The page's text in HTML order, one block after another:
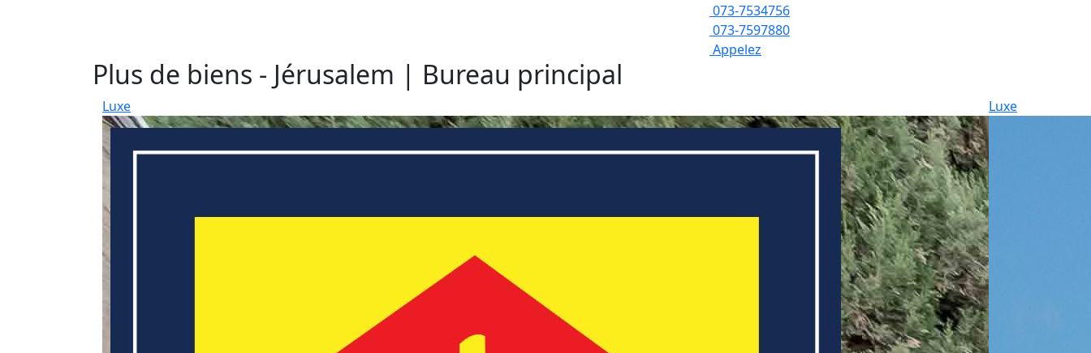
073-7534756
073-7597880
Appelez
Plus de biens - Jérusalem | Bureau principal
Luxe Luxe